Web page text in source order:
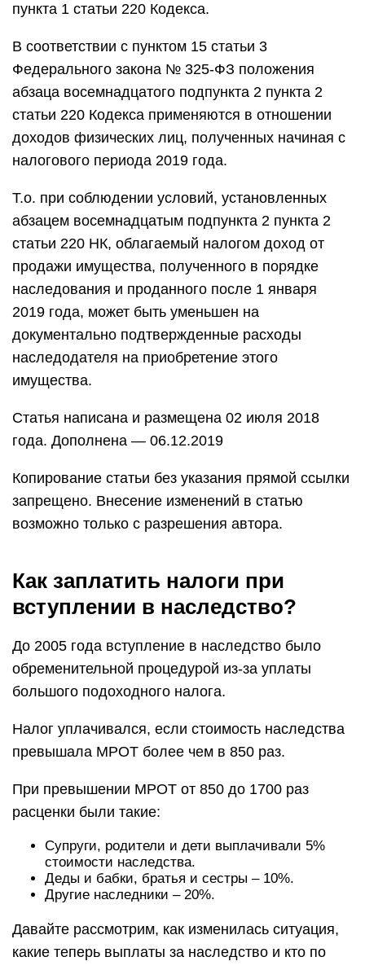
пункта 1 статьи 220 Кодекса.
В соответствии с пунктом 15 статьи 3
Федерального закона № 325-ФЗ положения
абзаца восемнадцатого подпункта 2 пункта 2
статьи 220 Кодекса применяются в отношении
доходов физических лиц, полученных начиная с
налогового периода 2019 года.
Т.о. при соблюдении условий, установленных
абзацем восемнадцатым подпункта 2 пункта 2
статьи 220 НК, облагаемый налогом доход от
продажи имущества, полученного в порядке
наследования и проданного после 1 января
2019 года, может быть уменьшен на
документально подтвержденные расходы
наследодателя на приобретение этого
имущества.
Статья написана и размещена 02 июля 2018
года. Дополнена — 06.12.2019
Копирование статьи без указания прямой ссылки
запрещено. Внесение изменений в статью
возможно только с разрешения автора.
Как заплатить налоги при
вступлении в наследство?
До 2005 года вступление в наследство было
обременительной процедурой из-за уплаты
большого подоходного налога.
Налог уплачивался, если стоимость наследства
превышала МРОТ более чем в 850 раз.
При превышении МРОТ от 850 до 1700 раз
расценки были такие:
Супруги, родители и дети выплачивали 5%
стоимости наследства.
Деды и бабки, братья и сестры – 10%.
Другие наследники – 20%.
Давайте рассмотрим, как изменилась ситуация,
какие теперь выплаты за наследство и кто по